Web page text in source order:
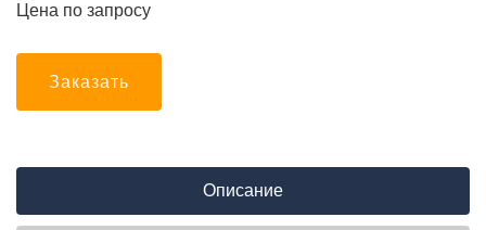
Цена по запросу
Заказать
Описание